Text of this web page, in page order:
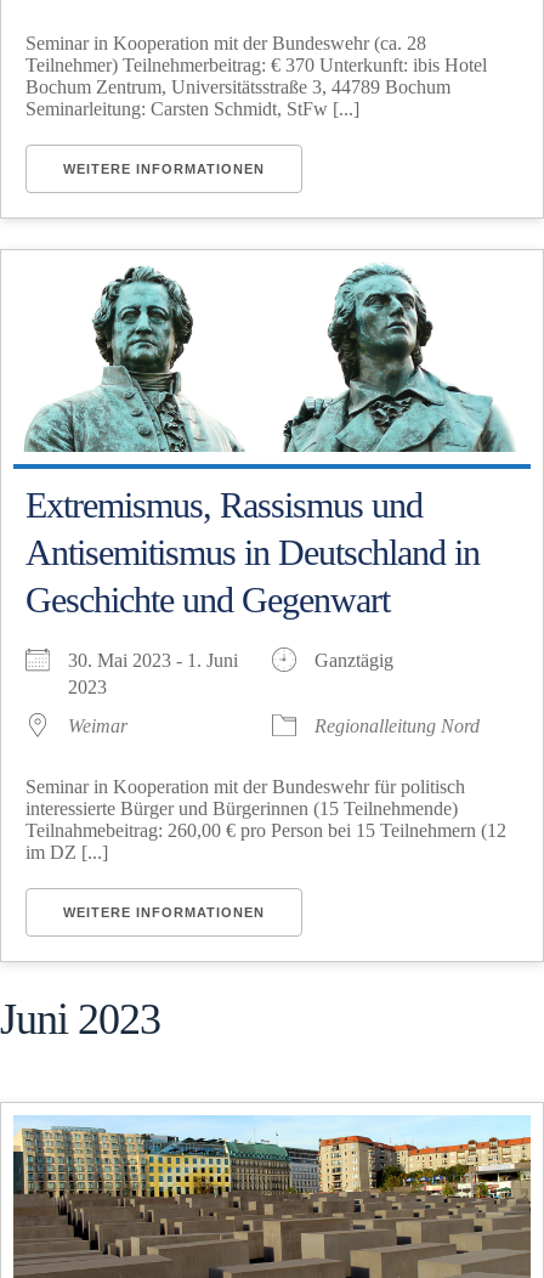
Seminar in Kooperation mit der Bundeswehr (ca. 28
Teilnehmer) Teilnehmerbeitrag: € 370 Unterkunft: ibis Hotel
Bochum Zentrum, Universitätsstraße 3, 44789 Bochum
Seminarleitung: Carsten Schmidt, StFw [...]
WEITERE INFORMATIONEN
Extremismus, Rassismus und
Antisemitismus in Deutschland in
Geschichte und Gegenwart
30. Mai 2023 - 1. Juni
2023
Ganztägig
Weimar Regionalleitung Nord
Seminar in Kooperation mit der Bundeswehr für politisch
interessierte Bürger und Bürgerinnen (15 Teilnehmende)
Teilnahmebeitrag: 260,00 € pro Person bei 15 Teilnehmern (12
im DZ [...]
WEITERE INFORMATIONEN
Juni 2023